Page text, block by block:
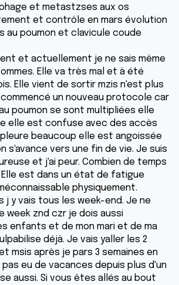
et metastzses aux os
et contrôle en mars évolution
au poumon et clavicule coude
et actuellement je ne sais même
Elle va très mal et à été
Elle vient de sortir mzis n'est plus
commencé un nouveau protocole car
poumon se sont multipliées elle
elle est confuse avec des accès
beaucoup elle est angoissée
s'avance vers une fin de vie. Je suis
et j'ai peur. Combien de temps
est dans un état de fatigue
physiquement.
j y vais tous les week-end. Je ne
week znd czr je dois aussi
enfants et de mon mari et de ma
déjà. Je vais yaller les 2
msis après je pars 3 semaines en
eu de vacances depuis plus d'un
aussi. Si vous êtes allés au bout